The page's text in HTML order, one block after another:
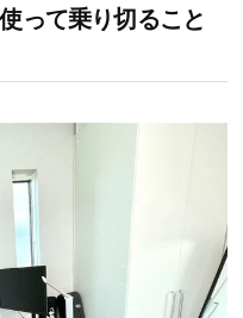
って乗り切ること